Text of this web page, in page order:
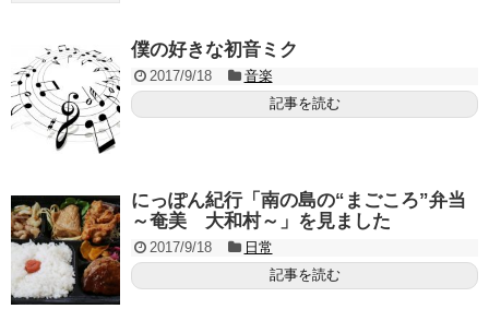
僕の好きな初音ミク
2017/9/18
音楽
記事を読む
にっぽん紀行「南の島の“まごころ”弁当
～奄美 大和村～」を見ました
2017/9/18
日常
記事を読む